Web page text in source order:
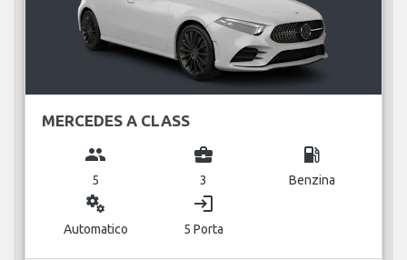
MERCEDES A CLASS
group
5
business_center
3
local_gas_station
Benzina
miscellaneous_services
Automatico
login
5 Porta